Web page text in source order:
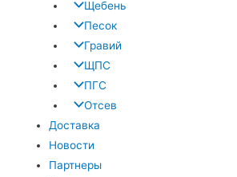
Щебень
Песок
Гравий
ЩПС
ПГС
Отсев
Доставка
Новости
Партнеры